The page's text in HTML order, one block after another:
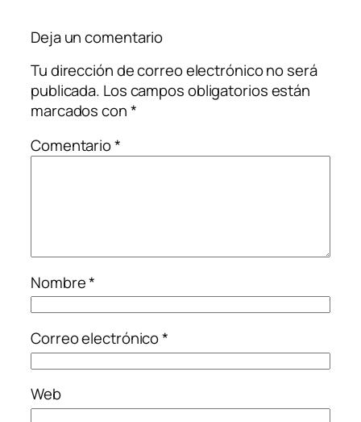
Deja un comentario
Tu dirección de correo electrónico no será
publicada. Los campos obligatorios están
marcados con*
Comentario*
Nombre*
Correo electrónico*
Web